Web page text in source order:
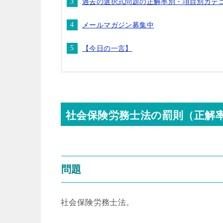
メールマガジン募集中
【今日の一言】
社会保険労務士法の罰則（正解
問題
社会保険労務士法。